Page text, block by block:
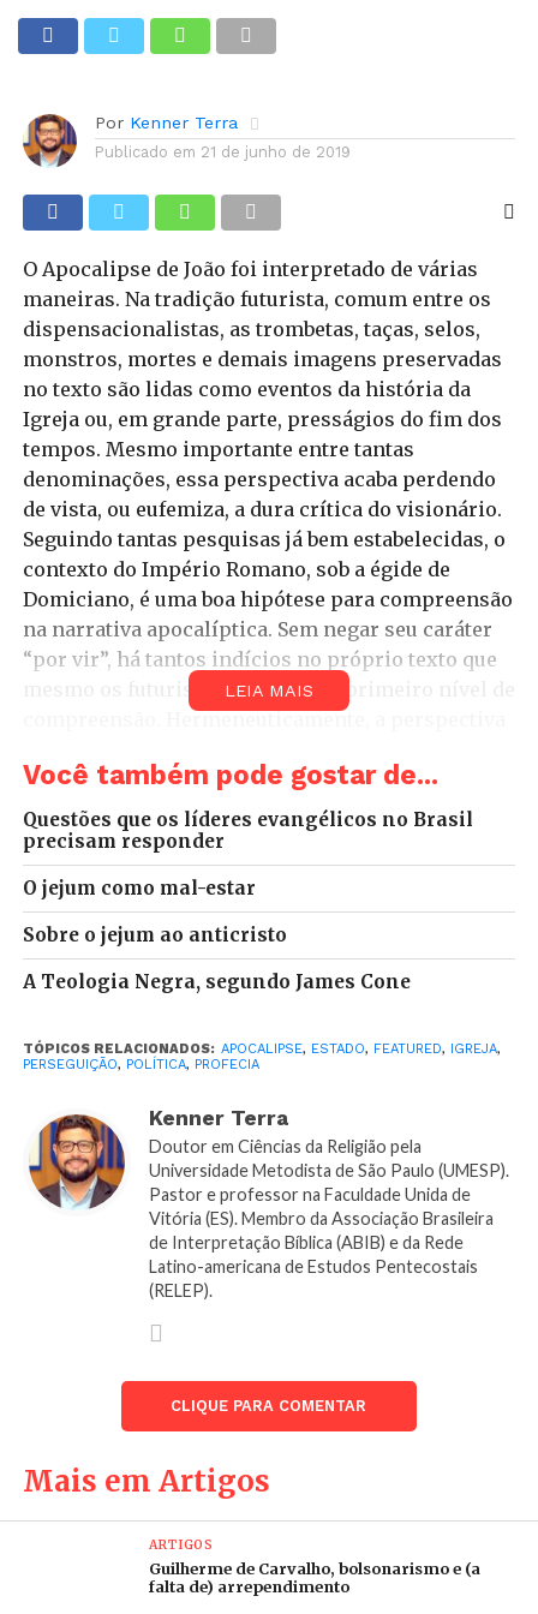
para Jesus em SP
Por Kenner Terra
Publicado em 21 de junho de 2019
O Apocalipse de João foi interpretado de várias
maneiras. Na tradição futurista, comum entre os
dispensacionalistas, as trombetas, taças, selos,
monstros, mortes e demais imagens preservadas
no texto são lidas como eventos da história da
Igreja ou, em grande parte, presságios do fim dos
tempos. Mesmo importante entre tantas
denominações, essa perspectiva acaba perdendo
de vista, ou eufemiza, a dura crítica do visionário.
Seguindo tantas pesquisas já bem estabelecidas, o
contexto do Império Romano, sob a égide de
Domiciano, é uma boa hipótese para compreensão
na narrativa apocalíptica. Sem negar seu caráter
“por vir”, há tantos indícios no próprio texto que
mesmo os futuristas admitirão o primeiro nível de
sua falsa paz,Pax Romana, serve-nos ótimos
óculos para interpretação e leitura contextual.
Mais do que fonte de antecipação para eventos
futuros, esse horizonte ajuda-nos analisar, à luz
das Escrituras, a relação da igreja brasileira com o
Estado.
Entre os textos do Apocalipse, o capítulo 13 é o
precisamos dar uma olhada na narrativa anterior,
Ap 12, no qual aparece uma mulher vestida de sol
Inesperadamente, aparece um Dragão, com sete
cabeças, dez chifres… horrível! O ser caótico
desejava devorar o filho da mulher cósmica, mas
antes disso Deus o arrebatou para o trono. Na
mesma parte, outra cena é pintada. Há uma briga
no céu entre Miguel e os anjos contra o Dragão.
cai precipitado na terra, quando volta a perseguir
violento é frustrado. Contudo, João informa que
agora suas forças seriam canalizadas contra os
seguidores de Jesus, talvez por serem os
representantes da criança livrada. Entenda, o
visionário está descrevendo sua experiência e
indicando as características do demoníaco para
serem capazes de resistir e habilidosamente
LEIA MAIS
Você também pode gostar de...
Questões que os líderes evangélicos no Brasil
precisam responder
O jejum como mal-estar
Sobre o jejum ao anticristo
A Teologia Negra, segundo James Cone
TÓPICOS RELACIONADOS: APOCALIPSE, ESTADO, FEATURED, IGREJA,
PERSEGUIÇÃO, POLÍTICA, PROFECIA
Kenner Terra
Doutor em Ciências da Religião pela
Universidade Metodista de São Paulo (UMESP).
Pastor e professor na Faculdade Unida de
Vitória (ES). Membro da Associação Brasileira
de Interpretação Bíblica (ABIB) e da Rede
Latino-americana de Estudos Pentecostais
(RELEP).
CLIQUE PARA COMENTAR
Mais em Artigos
ARTIGOS
Guilherme de Carvalho, bolsonarismo e (a
falta de) arrependimento